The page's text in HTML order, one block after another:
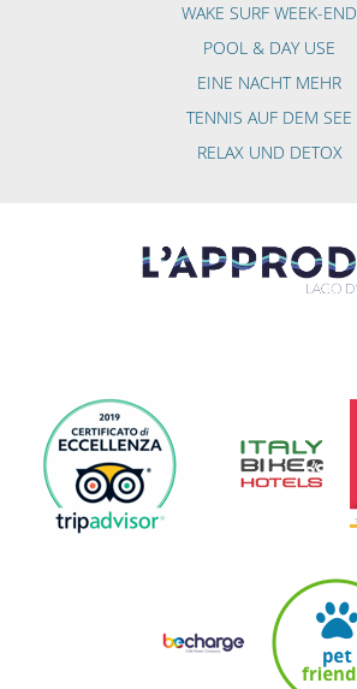
WAKE SURF WEEK-END
POOL & DAY USE
EINE NACHT MEHR
TENNIS AUF DEM SEE
RELAX UND DETOX